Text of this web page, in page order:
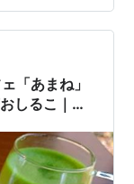
く前に上って
に灯りがとも
が……夕方なぜ
！ 当時はと
持…
「あまね」
しるこ｜日